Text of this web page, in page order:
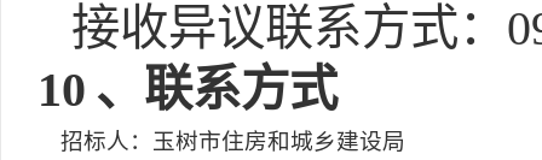
接收异议联系方式：
10 、联系方式
招标人：玉树市住房和城乡建设局